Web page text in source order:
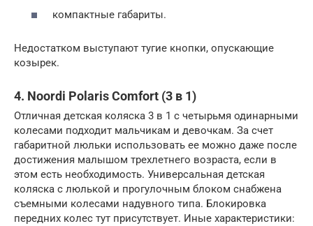
компактные габариты.
Недостатком выступают тугие кнопки, опускающие
козырек.
4. Noordi Polaris Comfort (3 в 1)
Отличная детская коляска 3 в 1 с четырьмя одинарными
колесами подходит мальчикам и девочкам. За счет
габаритной люльки использовать ее можно даже после
достижения малышом трехлетнего возраста, если в
этом есть необходимость. Универсальная детская
коляска с люлькой и прогулочным блоком снабжена
съемными колесами надувного типа. Блокировка
передних колес тут присутствует. Иные характеристики: